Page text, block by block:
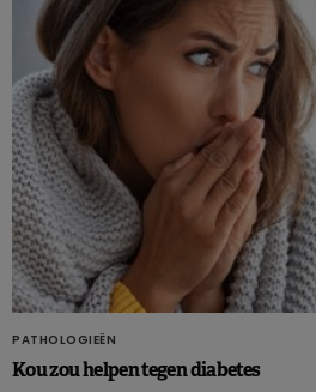
PATHOLOGIEËN
Kou zou helpen tegen diabetes